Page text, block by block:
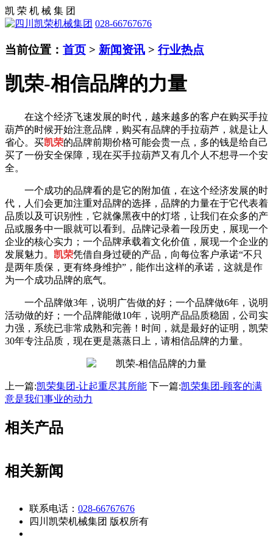
凯 荣 机 械 集 团
028-66767676
当前位置： 首页 > 新闻资讯 > 行业热点
凯荣-相信品牌的力量
在这个经济飞速发展的时代，越来越多的客户在购买手拉
葫芦的时候开始注意品牌，购买有品牌的手拉葫芦，就是让人
省心。买凯荣的品牌前期价格可能会贵一点，多的钱是给自己
买了一份安全保障，现在买手拉葫芦又有几个人不想寻一个安
全。
一个成功的品牌看的是它的附加值，在这个经济发展的时
代，人们会更加注重对品牌的选择，品牌的力量在于它代表着
品质以及可识别性，它就像黑夜中的灯塔，让我们在众多的产
品或服务中一眼就可以看到。品牌记录着一段历史，展现一个
企业的核心实力；一个品牌承载着文化价值，展现一个企业的
发展魅力。 凯荣凭借自身过硬的产品，向每位客户承诺“不只
是两年质保，更有终身维护”，能作出这样的承诺，这就是作
为一个成功品牌的底气。
一个品牌做3年，说明广告做的好；一个品牌做6年，说明
活动做的好；一个品牌能做10年，说明产品品质稳固，公司实
力强，系统已非常成熟和完善！时间，就是最好的证明，凯荣
30年专注品质，现在更是蒸蒸日上，请相信品牌的力量。
上一篇:凯荣集团-让起重尽其所能 下一篇:凯荣集团-顾客的满
意是我们事业的动力
相关产品
相关新闻
联系电话： 028-66767676
四川凯荣机械集团 版权所有